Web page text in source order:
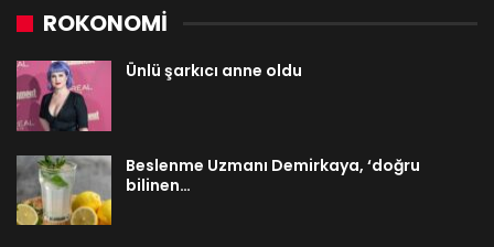
ROKONOMİ
Ünlü şarkıcı anne oldu
Beslenme Uzmanı Demirkaya, ‘doğru
bilinen…